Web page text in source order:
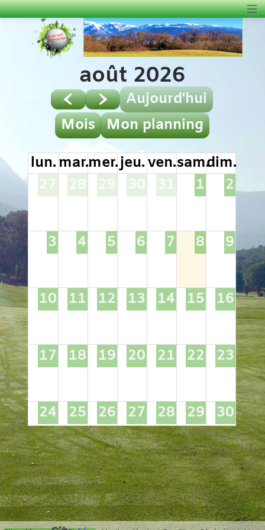
Aujourd'hui
Mois Mon planning
août 2026
lun.mar.mer.jeu.ven.sam.dim.
27
28 29 30 31 1 2
3 4 5 6 7 8 9
10 11 12 13 14 15 16
17 18 19 20 21 22 23
24 25 26 27 28 29 30
31 1 2 3 4 5 6